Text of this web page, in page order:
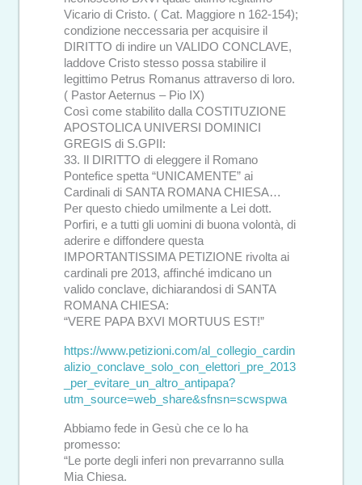
Vicario di Cristo. ( Cat. Maggiore n 162-154);
condizione neccessaria per acquisire il
DIRITTO di indire un VALIDO CONCLAVE,
laddove Cristo stesso possa stabilire il
legittimo Petrus Romanus attraverso di loro.
( Pastor Aeternus – Pio IX)
Così come stabilito dalla COSTITUZIONE
APOSTOLICA UNIVERSI DOMINICI
GREGIS di S.GPII:
33. Il DIRITTO di eleggere il Romano
Pontefice spetta “UNICAMENTE” ai
Cardinali di SANTA ROMANA CHIESA…
Per questo chiedo umilmente a Lei dott.
Porfiri, e a tutti gli uomini di buona volontà, di
aderire e diffondere questa
IMPORTANTISSIMA PETIZIONE rivolta ai
cardinali pre 2013, affinché imdicano un
valido conclave, dichiarandosi di SANTA
ROMANA CHIESA:
“VERE PAPA BXVI MORTUUS EST!”
https://www.petizioni.com/al_collegio_cardin
alizio_conclave_solo_con_elettori_pre_2013
_per_evitare_un_altro_antipapa?
utm_source=web_share&sfnsn=scwspwa
Abbiamo fede in Gesù che ce lo ha
promesso:
“Le porte degli inferi non prevarranno sulla
Mia Chiesa.